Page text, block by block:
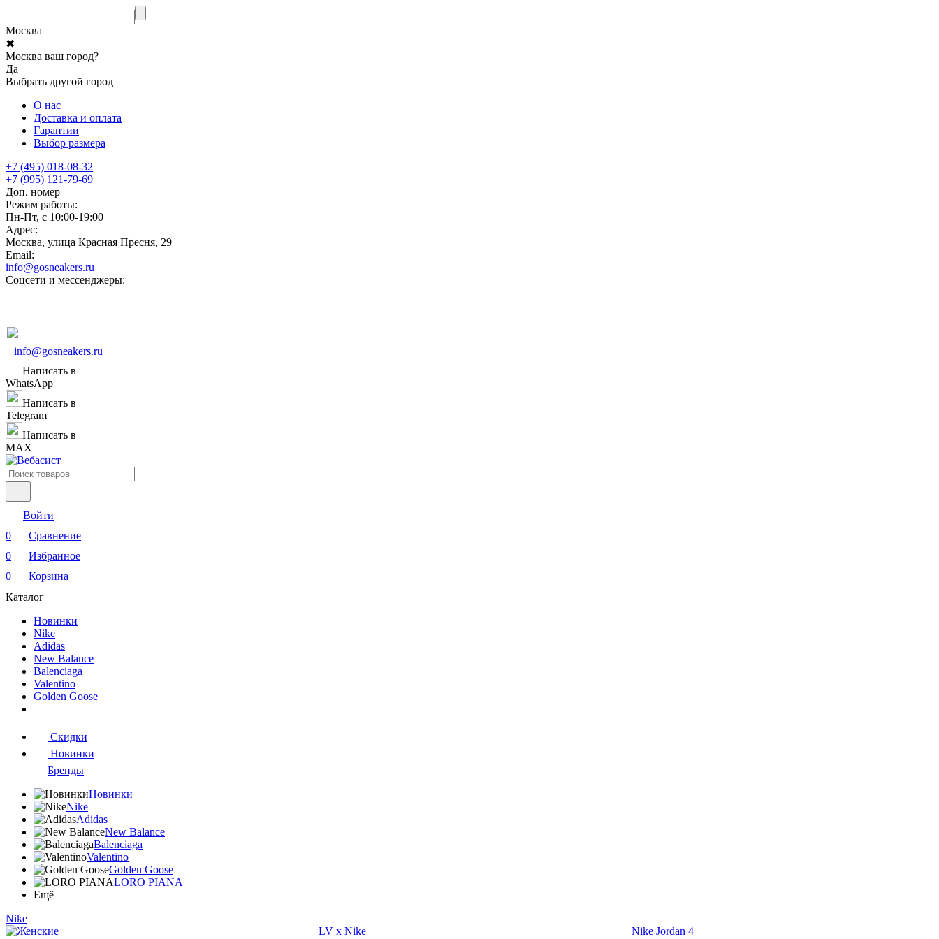
Москва
✖
Москва ваш город?
Да
Выбрать другой город
О нас
Доставка и оплата
Гарантии
Выбор размера
+7 (495) 018-08-32
+7 (995) 121-79-69
Доп. номер
Режим работы:
Пн-Пт, с 10:00-19:00
Адрес:
Москва, улица Красная Пресня, 29
Email:
info@gosneakers.ru
Соцсети и мессенджеры:
info@gosneakers.ru
Написать в
WhatsApp
Написать в
Telegram
Написать в
MAX
Войти
0
Сравнение
0
Избранное
0
Корзина
Каталог
Новинки
Nike
Adidas
New Balance
Balenciaga
Valentino
Golden Goose
Скидки
Новинки
Бренды
Новинки
Nike
Adidas
New Balance
Balenciaga
Valentino
Golden Goose
LORO PIANA
Ещё
Nike
LV x Nike
Nike Jordan 4